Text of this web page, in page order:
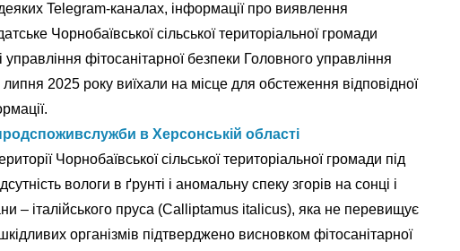
Telegram-каналах, інформації про виявлення
Чорнобаївської сільської територіальної громади
фітосанітарної безпеки Головного управління
2025 року виїхали на місце для обстеження відповідної
в Херсонській області
Чорнобаївської сільської територіальної громади під
вологи в ґрунті і аномальну спеку згорів на сонці і
– італійського пруса (Calliptamus italicus), яка не перевищує
організмів підтверджено висновком фітосанітарної